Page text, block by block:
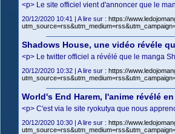
<p> Le site officiel vient d'annoncer que le
20/12/2020 10:41 | A lire sur : https://
Shadows House, une vidéo révéle
<p> Le twitter officiel a révélé que le manga
20/12/2020 10:32 | A lire sur : https://
World's End Harem, l'anime révélé
<p> C'est via le site ryokutya que nous
20/12/2020 10:30 | A lire sur : https://